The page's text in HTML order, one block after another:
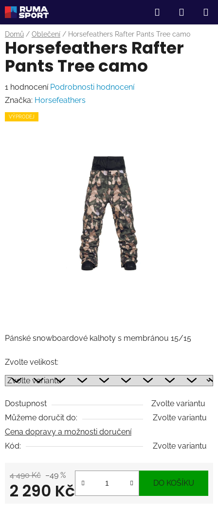
Přejít
na
obsah
Hledat
KOŠÍK
Domů / Oblečení / Horsefeathers Rafter Pants Tree camo
Pánské snowboardové kalhoty s membránou 15/15
Zvolte velikost:
Dostupnost
Zvolte variantu
Můžeme doručit do:
Zvolte variantu
Cena dopravy a možnosti doručení
Kód:
Zvolte variantu
4 490 Kč –49 %
2 290 Kč DO KOŠÍKU
Horsefeathers Rafter
Pants Tree camo
Průměrné
hodnocení
produktu
1 hodnocení Podrobnosti hodnocení
Značka: Horsefeathers
VÝPRODEJ